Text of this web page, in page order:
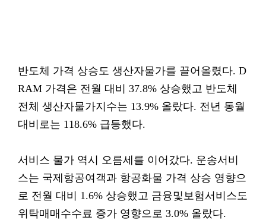
반도체 가격 상승도 생산자물가를 끌어올렸다. D
RAM 가격은 전월 대비 37.8% 상승했고 반도체
전체 생산자물가지수는 13.9% 올랐다. 전년 동월
대비로는 118.6% 급등했다.
서비스 물가 역시 오름세를 이어갔다. 운송서비
스는 국제항공여객과 항공화물 가격 상승 영향으
로 전월 대비 1.6% 상승했고 금융및보험서비스도
위탁매매수수료 증가 영향으로 3.0% 올랐다.